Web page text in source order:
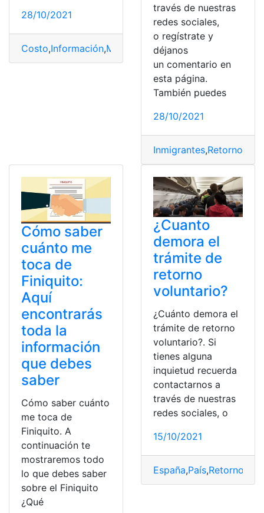
28/10/2021
Costo,Información,México Solicitar,Tipos
través de nuestras
redes sociales,
o regístrate y
déjanos
un comentario en
esta página.
También puedes
28/10/2021
Inmigrantes,Retorno
Cómo saber
cuánto me
toca de
Finiquito:
Aquí
encontrarás
toda la
información
que debes
saber
Cómo saber cuánto
me toca de
Finiquito. A
continuación te
mostraremos todo
lo que debes saber
sobre el Finiquito
¿Qué
¿Cuanto
demora el
trámite de
retorno
voluntario?
¿Cuánto demora el
trámite de retorno
voluntario?. Si
tienes alguna
inquietud recuerda
contactarnos a
través de nuestras
redes sociales, o
15/10/2021
España,País,Retorno